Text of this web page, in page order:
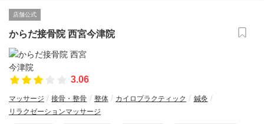
店舗公式
からだ接骨院 西宮今津院
3.06
マッサージ 接骨・整骨 整体 カイロプラクティック
鍼灸
リラクゼーションマッサージ